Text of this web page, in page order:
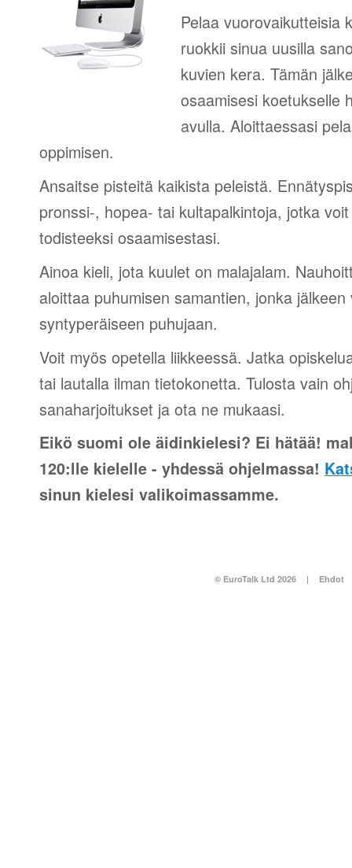
Pelaa vuorovaikutteisia
ruokkii sinua uusilla
kuvien kera. Tämän
osaamisesi koetukselle
avulla. Aloittaessasi
oppimisen.
Ansaitse pisteitä kaikista peleistä.
pronssi-, hopea- tai kultapalkintoja, jotka
todisteeksi osaamisestasi.
Ainoa kieli, jota kuulet on malajalam.
aloittaa puhumisen samantien, jonka
syntyperäiseen puhujaan.
Voit myös opetella liikkeessä. Jatka
tai lautalla ilman tietokonetta. Tulosta vain
sanaharjoitukset ja ota ne mukaasi.
Eikö suomi ole äidinkielesi? Ei hätää!
120:lle kielelle - yhdessä ohjelmassa!
sinun kielesi valikoimassamme.
© EuroTalk Ltd 2026 | Ehdot